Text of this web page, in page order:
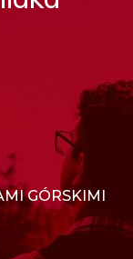
GÓRSKIMI